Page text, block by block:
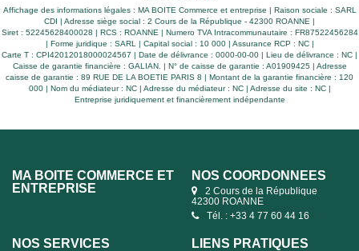
Affichage des informations légales : MA BOITE Commerce et entreprise | Raison sociale : SARL
CDI | Adresse siège social : 2 Cours de la République - 42300 ROANNE |
Siret : 52245628400028 | RCS : ROANNE | Numero TVA Intracommunautaire : FR87522456284
| Forme juridique : SARL | Capital social : 10 000 | Assurance RCP : NC |
Carte T : CPI42012018000024567 | Date de délivrance : 0000-00-00 | Lieu de délivrance : NC |
Caisse de garantie financière : GALIAN. | N° de caisse de garantie : A01909425 | Adresse
caisse de garantie : 89 RUE DE LA BOETIE PARIS 8 | Montant de la garantie financière : 120
000 | Nom du médiateur : NC | Adresse du médiateur : NC | Adresse du site : NC |
Entreprise juridiquement et financièrement indépendante
MA BOITE COMMERCE ET
ENTREPRISE
NOS COORDONNÉES
2 Cours de la République
42300 ROANNE
Tél. : +33 4 77 60 44 16
NOS SERVICES LIENS PRATIQUES